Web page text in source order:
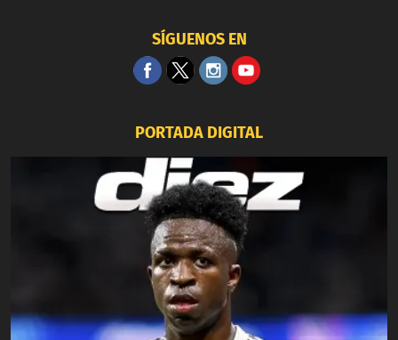
SÍGUENOS EN
PORTADA DIGITAL